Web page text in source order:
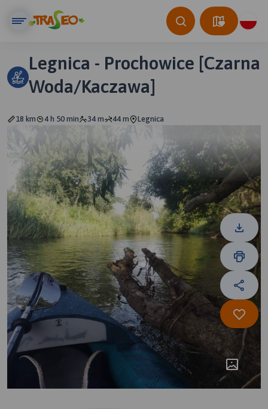
Legnica - Prochowice [Czarna
Woda/Kaczawa]
18 km 4 h 50 min 34 m 44 m Legnica